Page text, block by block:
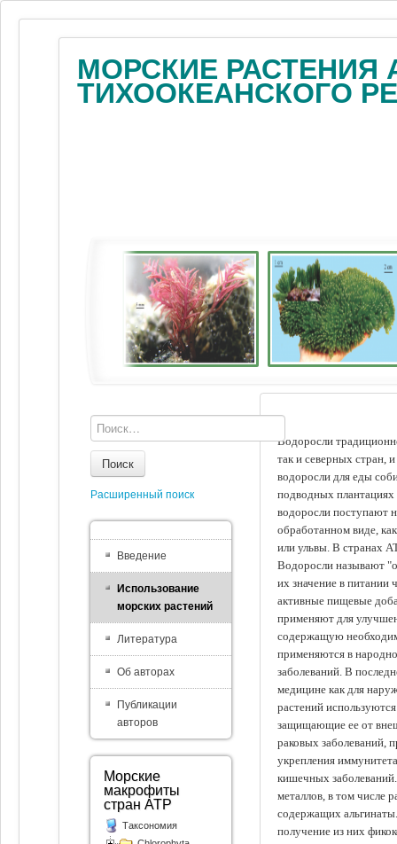
МОРСКИЕ РАСТЕНИЯ
ТИХООКЕАНСКОГО
Водоросли
так и северных стран,
водоросли для еды
подводных
водоросли поступают
обработанном виде,
или ульвы. В странах
Водоросли называют
их значение в питании
активные пищевые
применяют для
содержащую
применяются в
заболеваний. В
медицине как для
растений
защищающие ее от
раковых заболеваний,
укрепления
кишечных
металлов, в том числе
содержащих
получение из них
Поиск
Расширенный поиск
Введение
Использование
морских растений
Литература
Об авторах
Публикации
авторов
Морские
макрофиты
стран АТР
Таксономия